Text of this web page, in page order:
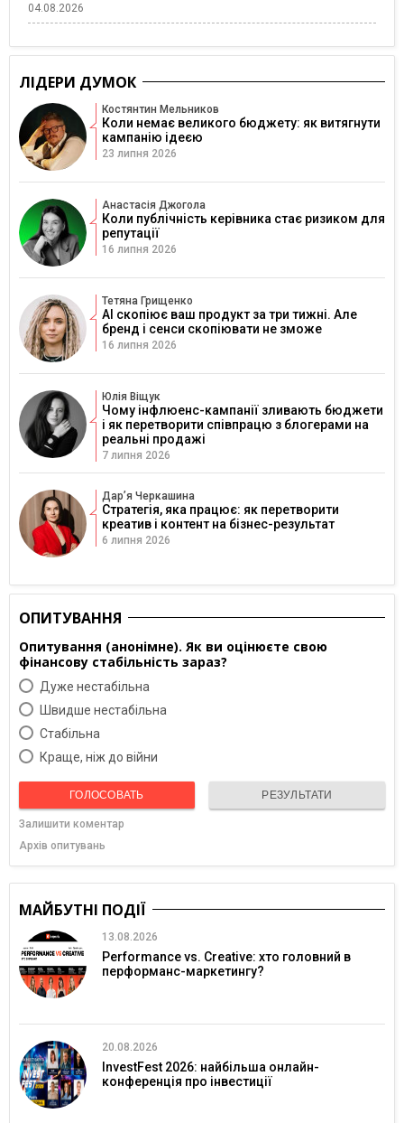
04.08.2026
ЛІДЕРИ ДУМОК
Костянтин Мельников
Коли немає великого бюджету: як витягнути
кампанію ідеєю
23 липня 2026
Анастасія Джогола
Коли публічність керівника стає ризиком для
репутації
16 липня 2026
Тетяна Грищенко
AI скопіює ваш продукт за три тижні. Але
бренд і сенси скопіювати не зможе
16 липня 2026
Юлія Віщук
Чому інфлюенс-кампанії зливають бюджети
і як перетворити співпрацю з блогерами на
реальні продажі
7 липня 2026
Дарʼя Черкашина
Стратегія, яка працює: як перетворити
креатив і контент на бізнес-результат
6 липня 2026
ОПИТУВАННЯ
Опитування (анонімне). Як ви оцінюєте свою
фінансову стабільність зараз?
Дуже нестабільна
Швидше нестабільна
Cтабільна
Краще, ніж до війни
ГОЛОСОВАТЬ РЕЗУЛЬТАТИ
Залишити коментар
Архів опитувань
МАЙБУТНІ ПОДІЇ
13.08.2026
Performance vs. Creative: хто головний в
перформанс-маркетингу?
20.08.2026
InvestFest 2026: найбільша онлайн-
конференція про інвестиції